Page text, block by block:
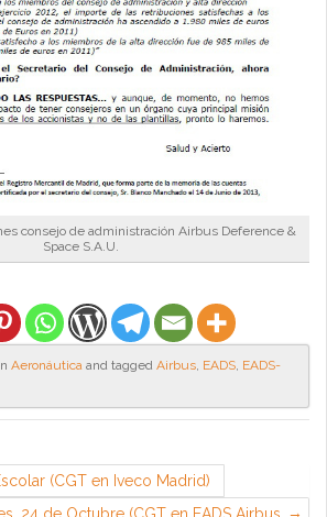
consejo de administración Airbus Deference &
Space S.A.U.
Aeronáutica and tagged Airbus, EADS, EADS-
(CGT en Iveco Madrid)